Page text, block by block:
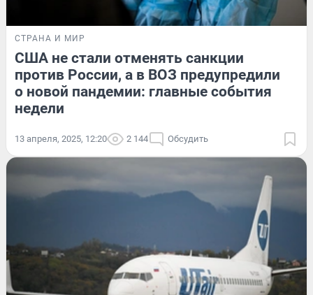
СТРАНА И МИР
США не стали отменять санкции
против России, а в ВОЗ предупредили
о новой пандемии: главные события
недели
13 апреля, 2025, 12:20 2 144 Обсудить